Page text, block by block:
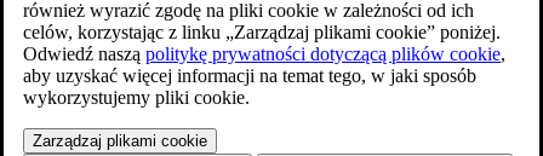
również wyrazić zgodę na pliki cookie w zależności od ich
celów, korzystając z linku „Zarządzaj plikami cookie” poniżej.
Odwiedź naszą politykę prywatności dotyczącą plików cookie,
aby uzyskać więcej informacji na temat tego, w jaki sposób
wykorzystujemy pliki cookie.
Zarządzaj plikami cookie